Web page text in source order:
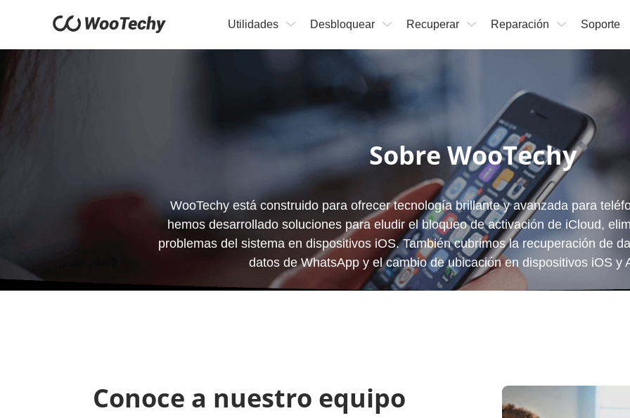
Utilidades Desbloquear Recuperar Reparación Soporte
Sobre WooTechy
WooTechy está construido para ofrecer tecnología brillante y avanzada para
hemos desarrollado soluciones para eludir el bloqueo de activación de iCloud,
problemas del sistema en dispositivos iOS. También cubrimos la recuperación de
datos de WhatsApp y el cambio de ubicación en dispositivos iOS y
Conoce a nuestro equipo